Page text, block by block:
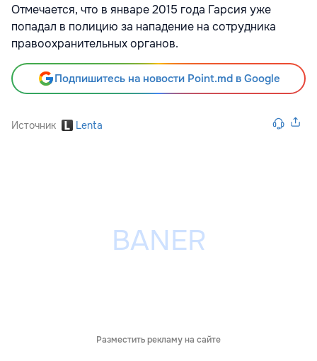
Отмечается, что в январе 2015 года Гарсия уже
попадал в полицию за нападение на сотрудника
правоохранительных органов.
Подпишитесь на новости Point.md в Google
Источник Lenta
Разместить рекламу на сайте